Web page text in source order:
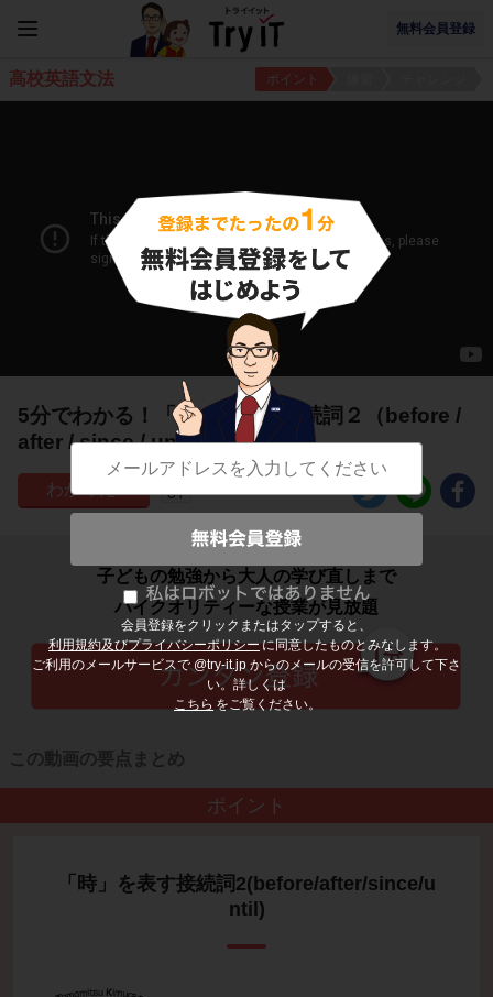
無料会員登録
会員登録をクリックまたはタップすると、
利用規約及びプライバシーポリシーに同意したものとみなします。
ご利用のメールサービスで @try-it.jp からのメールの受信を許可して下さ
い。詳しくは
こちら をご覧ください。
高校英語文法 ポイント
5分でわかる！「時」を表す接続詞２（before /
after / since / until）
81
子どもの勉強から大人の学び直しまで
ハイクオリティーな授業が見放題
この動画の要点まとめ
ポイント
「時」を表す接続詞2(before/after/since/u
ntil)